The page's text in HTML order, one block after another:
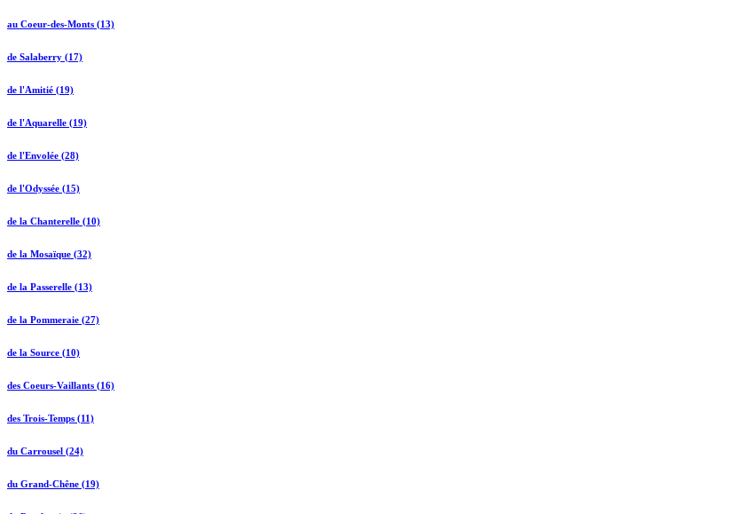
au Coeur-des-Monts (13)
de Salaberry (17)
de l'Amitié (19)
de l'Aquarelle (19)
de l'Envolée (28)
de l'Odyssée (15)
de la Chanterelle (10)
de la Mosaïque (32)
de la Passerelle (13)
de la Pommeraie (27)
de la Source (10)
des Coeurs-Vaillants (16)
des Trois-Temps (11)
du Carrousel (24)
du Grand-Chêne (19)